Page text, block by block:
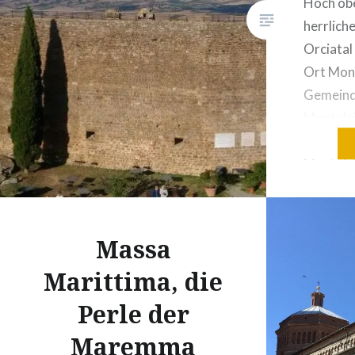
Orciatal
Ort
14. Jh.
sofort
steilen
Massa
Marittima, die
Perle der
Maremma